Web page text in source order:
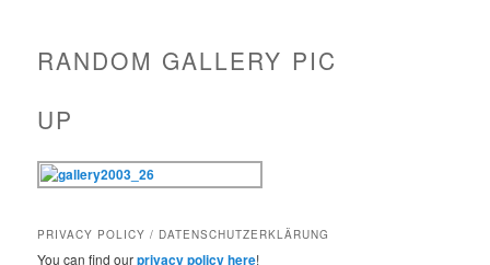
RANDOM GALLERY PIC
UP
PRIVACY POLICY / DATENSCHUTZERKLÄRUNG
You can find ourprivacy policy here!